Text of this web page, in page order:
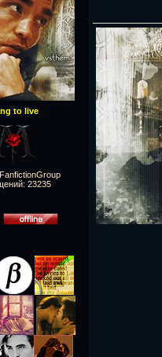
to live
23235